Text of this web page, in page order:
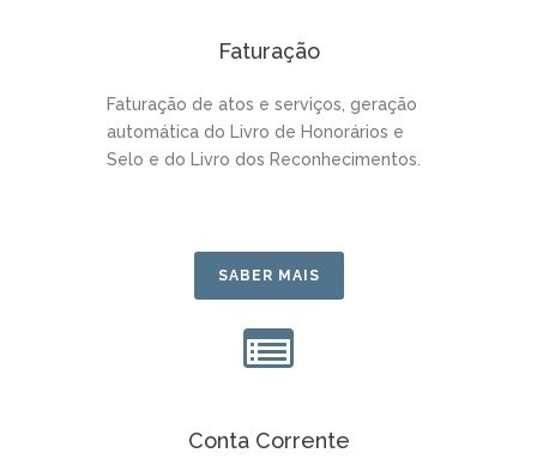
Faturação
Faturação de atos e serviços, geração
automática do Livro de Honorários e
Selo e do Livro dos Reconhecimentos.
SABER MAIS
Conta Corrente